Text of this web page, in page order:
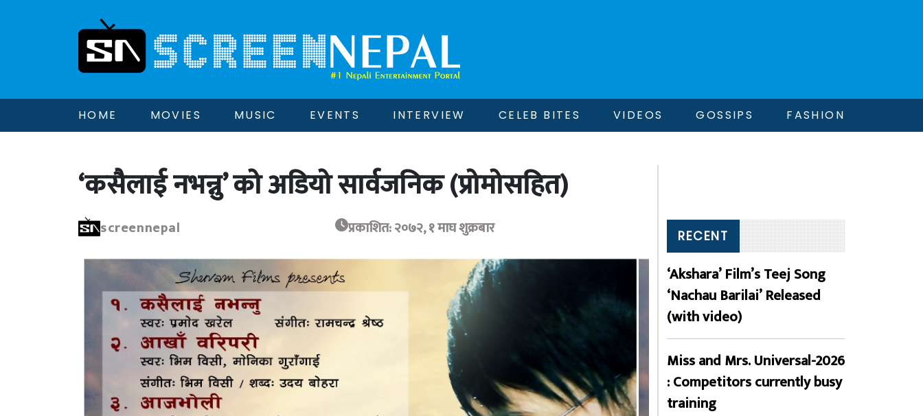
HOME MOVIES MUSIC EVENTS INTERVIEW CELEB BITES VIDEOS GOSSIPS FASHION
‘कसैलाई नभन्नु’ को अडियो सार्वजनिक (प्रोमोसहित)
screennepal प्रकाशित: २०७२, १ माघ शुक्रबार RECENT
‘Akshara’ Film’s Teej Song
‘Nachau Barilai’ Released
(with video)
Miss and Mrs. Universal-2026
: Competitors currently busy
training